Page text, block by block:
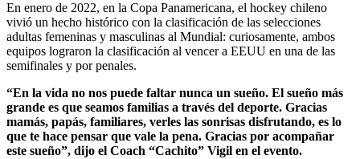
En enero de 2022, en la Copa Panamericana, el hockey chileno
vivió un hecho histórico con la clasificación de las selecciones
adultas femeninas y masculinas al Mundial: curiosamente, ambos
equipos lograron la clasificación al vencer a EEUU en una de las
semifinales y por penales.
“En la vida no nos puede faltar nunca un sueño. El sueño más
grande es que seamos familias a través del deporte. Gracias
mamás, papás, familiares, verles las sonrisas disfrutando, es lo
que te hace pensar que vale la pena. Gracias por acompañar
este sueño”, dijo el Coach “Cachito” Vigil en el evento.